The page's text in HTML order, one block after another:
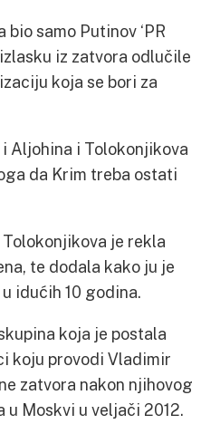
samo Putinov ‘PR
iz zatvora odlučile
koja se bori za
Aljohina i Tolokonjikova
da Krim treba ostati
je rekla
te dodala kako ju je
idućih 10 godina.
koja je postala
koju provodi Vladimir
zatvora nakon njihovog
Moskvi u veljači 2012.